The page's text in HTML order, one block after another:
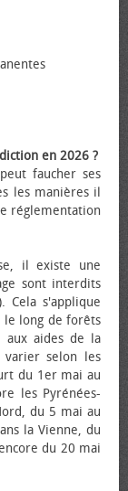
en 2026 ?
faucher ses
les manières il
réglementation
il existe une
sont interdits
Cela s'applique
le long de forêts
aux aides de la
varier selon les
du 1er mai au
les Pyrénées-
du 5 mai au
la Vienne, du
du 20 mai